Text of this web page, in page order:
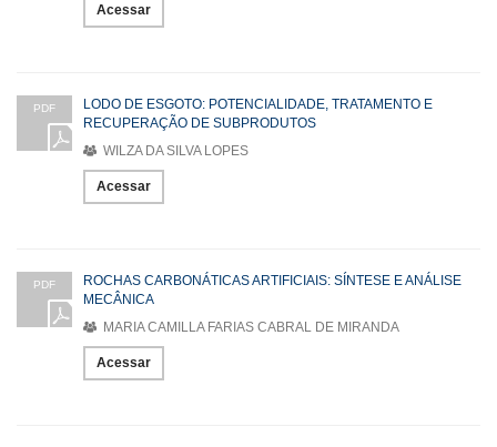
Acessar
PDF
LODO DE ESGOTO: POTENCIALIDADE, TRATAMENTO E
RECUPERAÇÃO DE SUBPRODUTOS
WILZA DA SILVA LOPES
Acessar
PDF
ROCHAS CARBONÁTICAS ARTIFICIAIS: SÍNTESE E ANÁLISE
MECÂNICA
MARIA CAMILLA FARIAS CABRAL DE MIRANDA
Acessar